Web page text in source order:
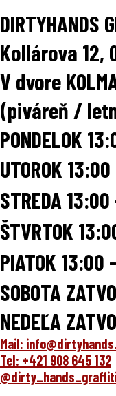
DIRTYHANDS
Kollárova 12,
V dvore
(piváreň /
PONDELOK
UTOROK
STREDA
ŠTVRTOK
PIATOK 13:00
SOBOTA
NEDEĽA
Mail:
Tel: +421 908 645 132